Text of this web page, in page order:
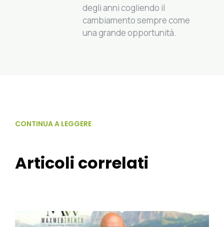
degli anni cogliendo il
cambiamento sempre come
una grande opportunità.
CONTINUA A LEGGERE
Articoli correlati